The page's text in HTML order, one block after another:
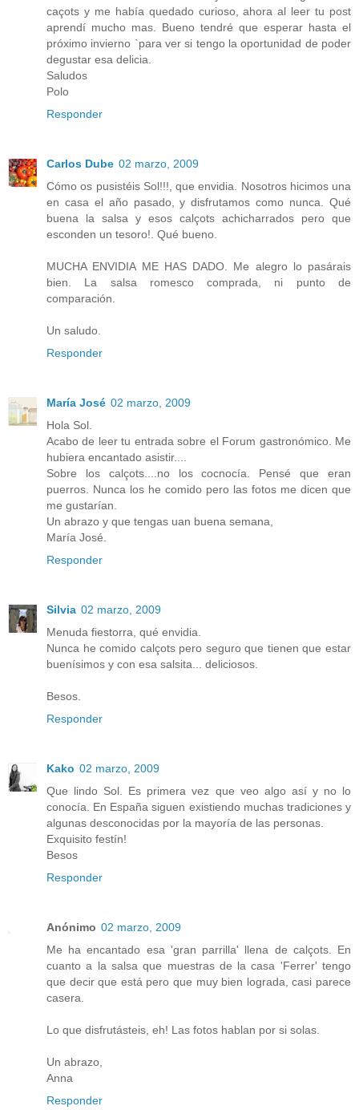
caçots y me había quedado curioso, ahora al leer tu post
aprendí mucho mas. Bueno tendré que esperar hasta el
próximo invierno `para ver si tengo la oportunidad de poder
degustar esa delicia.
Saludos
Polo
Responder
Carlos Dube 02 marzo, 2009
Cómo os pusistéis Sol!!!, que envidia. Nosotros hicimos una
en casa el año pasado, y disfrutamos como nunca. Qué
buena la salsa y esos calçots achicharrados pero que
esconden un tesoro!. Qué bueno.
MUCHA ENVIDIA ME HAS DADO. Me alegro lo pasárais
bien. La salsa romesco comprada, ni punto de
comparación.
Un saludo.
Responder
María José 02 marzo, 2009
Hola Sol.
Acabo de leer tu entrada sobre el Forum gastronómico. Me
hubiera encantado asistir....
Sobre los calçots....no los cocnocía. Pensé que eran
puerros. Nunca los he comido pero las fotos me dicen que
me gustarían.
Un abrazo y que tengas uan buena semana,
María José.
Responder
Silvia 02 marzo, 2009
Menuda fiestorra, qué envidia.
Nunca he comido calçots pero seguro que tienen que estar
buenísimos y con esa salsita... deliciosos.
Besos.
Responder
Kako 02 marzo, 2009
Que lindo Sol. Es primera vez que veo algo así y no lo
conocía. En España siguen existiendo muchas tradiciones y
algunas desconocidas por la mayoría de las personas.
Exquisito festín!
Besos
Responder
Anónimo 02 marzo, 2009
Me ha encantado esa 'gran parrilla' llena de calçots. En
cuanto a la salsa que muestras de la casa 'Ferrer' tengo
que decir que está pero que muy bien lograda, casi parece
casera.
Lo que disfrutásteis, eh! Las fotos hablan por si solas.
Un abrazo,
Anna
Responder